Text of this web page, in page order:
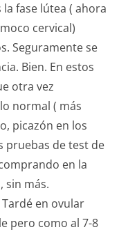
fase lútea ( ahora
cervical)
Seguramente se
Bien. En estos
otra vez
normal ( más
picazón en los
pruebas de test de
en la
sin más.
en ovular
pero como al 7-8